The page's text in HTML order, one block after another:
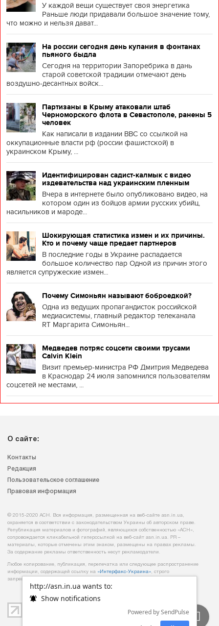
http://asn.in.ua wants to:
Show notifications
Powered by SendPulse
У каждой вещи существует своя энергетика
Раньше люди придавали большое значение тому,
что можно и нельзя дават...
На россии сегодня день купания в фонтанах
пьяного быдла
Сегодня на территории Запоребрика в дань
старой советской традиции отмечают день
воздушно-десантных войск...
Партизаны в Крыму атаковали штаб
Черноморского флота в Севастополе, ранены 5
человек
Как написали в издании BBC со ссылкой на
оккупационные власти рф (россии фашистской) в
украинском Крыму, ...
Идентифицирован садист-калмык с видео
издевательства над украинским пленным
Вчера в интернете было опубликовано видео, на
котором один из бойцов армии русских убийц,
насильников и мароде...
Шокирующая статистика измен и их причины.
Кто и почему чаще предает партнеров
В последние годы в Украине распадается
большое количество пар Одной из причин этого
является супружеские измен...
Почему Симоньян называют боброедкой?
Одна из ведущих пропагандисток российской
медиасистемы, главный редактор телеканала
RT Маргарита Симоньян...
Медведев потряс соцсети своими трусами
Calvin Klein
Визит премьер-министра РФ Дмитрия Медведева
в Краснодар 24 июля запомнился пользователям
соцсетей не местами, ...
О сайте:
Контакты
Редакция
Пользовательское соглашение
Правовая информация
© 2015-2020 АСН. Вся информация, размещенная на веб-сайте asn.in.ua,
охраняется в соответствии с законодательством Украины об авторском праве.
Републикация материалов и фотографий, являющихся собственностью «АСН»,
сопровождается кликабельной гиперссылкой на веб-сайт asn.іn.ua. PR –
материалы, которые отмечены этим знаком, размещены на правах рекламы.
За содержание рекламы ответственность несут рекламодатели.
Любое копирование, публикация, перепечатка или следующее распространение
информации, содержащей ссылку на «Интерфакс-Украина», строго
запрещается.